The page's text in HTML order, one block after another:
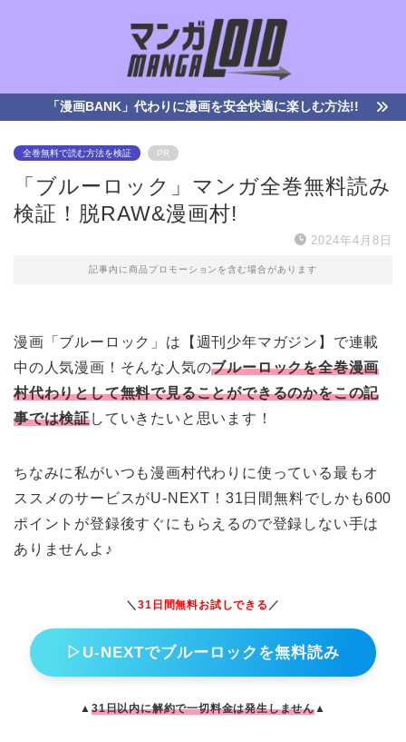
「漫画BANK」代わりに漫画を安全快適に楽しむ方法!!
全巻無料で読む方法を検証 PR
「ブルーロック」マンガ全巻無料読み
検証！脱RAW&漫画村!
2024年4月8日
記事内に商品プロモーションを含む場合があります
漫画「ブルーロック」は【週刊少年マガジン】で連載
中の人気漫画！そんな人気のブルーロックを全巻漫画
村代わりとして無料で見ることができるのかをこの記
事では検証していきたいと思います！
ちなみに私がいつも漫画村代わりに使っている最もオ
ススメのサービスがU-NEXT！31日間無料でしかも600
ポイントが登録後すぐにもらえるので登録しない手は
ありませんよ♪
＼31日間無料お試しできる ／
▷U-NEXTでブルーロックを無料読み
▲ 31日以内に解約で一切料金は発生しません▲